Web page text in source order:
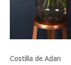
Costilla de Adan